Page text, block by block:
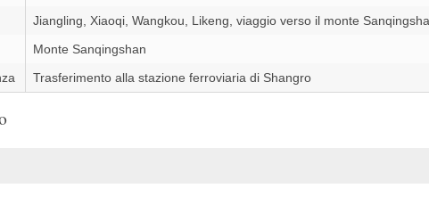
Jiangling, Xiaoqi, Wangkou, Likeng, viaggio verso il monte
Monte Sanqingshan
Trasferimento alla stazione ferroviaria di Shangro